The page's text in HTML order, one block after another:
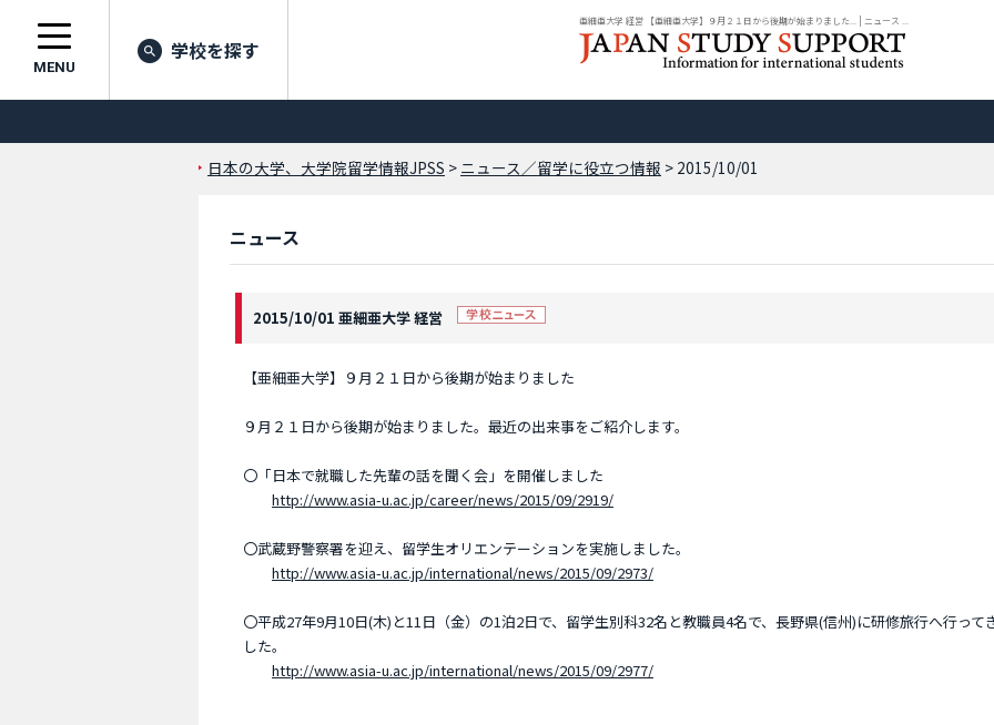
亜細亜大学 経営 【亜細亜大学】９月２１日から後期が始まりました... | ニュース ...
MENU
学校を探す
日本の大学、大学院留学情報JPSS > ニュース／留学に役立つ情報 > 2015/10/01
ニュース
2015/10/01 亜細亜大学 経営
【亜細亜大学】９月２１日から後期が始まりました
９月２１日から後期が始まりました。最近の出来事をご紹介します。
〇「日本で就職した先輩の話を聞く会」を開催しました
http://www.asia-u.ac.jp/career/news/2015/09/2919/
〇武蔵野警察署を迎え、留学生オリエンテーションを実施しました。
http://www.asia-u.ac.jp/international/news/2015/09/2973/
〇平成27年9月10日(木)と11日（金）の1泊2日で、留学生別科32名と教職員4名で、長野県(信州)に研修旅行へ行って
した。
http://www.asia-u.ac.jp/international/news/2015/09/2977/